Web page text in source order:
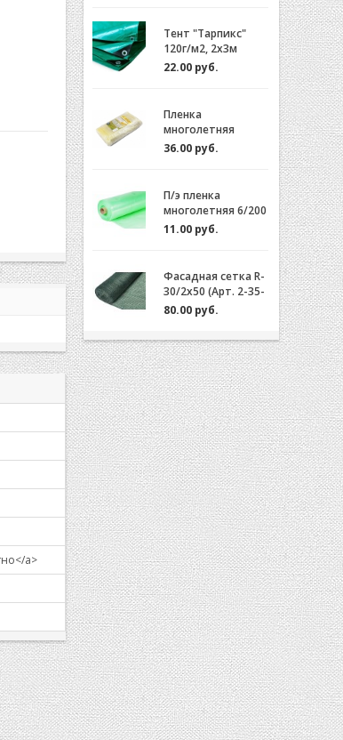
Тент "Тарпикс"
120г/м2, 2х3м
22.00 руб.
Пленка
многолетняя
"Светлица 6/200"
(7 лет) за 1м.пог.
36.00 руб.
П/э пленка
многолетняя 6/200
(2-3 года) Зеленая/
Желтая за 1м.пог.
11.00 руб.
Фасадная сетка R-
30/2x50 (Арт. 2-35-
50)
80.00 руб.
a>